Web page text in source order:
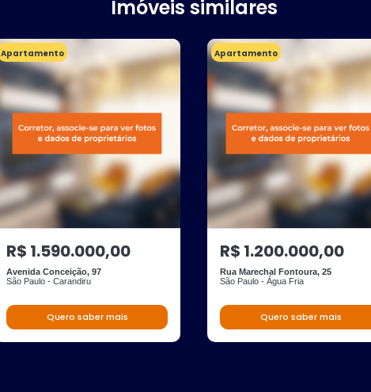
Imóveis similares
Apartamento
R$ 1.590.000,00
Avenida Conceição, 97
São Paulo - Carandiru
Quero saber mais
Apartamento
R$ 1.200.000,00
Rua Marechal Fontoura, 25
São Paulo - Água Fria
Quero saber mais